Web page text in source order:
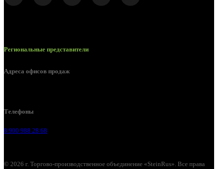
Региональные представители
Адреса офисов продаж
Телефоны
8 900 988 28 68
© 2026 г. Торгово-производственное объединение «SteinRus». Все права